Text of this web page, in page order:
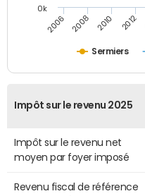
Sermiers
2006 2008 2010 2012
0k
Impôt sur le revenu 2025
Impôt sur le revenu net
moyen par foyer imposé
Revenu fiscal de référence